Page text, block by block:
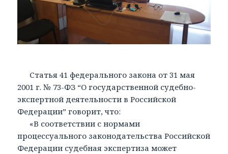
Статья 41 федерального закона от 31 мая
2001 г. № 73-ФЗ “О государственной судебно-
экспертной деятельности в Российской
Федерации” говорит, что:
«В соответствии с нормами
процессуального законодательства Российской
Федерации судебная экспертиза может